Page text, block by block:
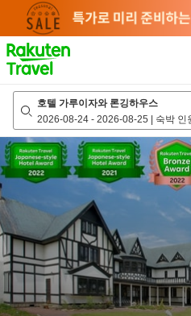
page
호텔 가루이자와 론깅하우스
2026-08-24 - 2026-08-25 | 숙박 인